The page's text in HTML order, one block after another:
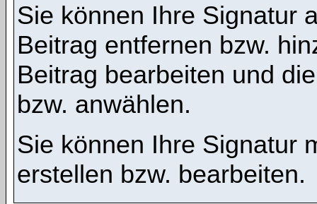
Sie können Ihre Signatur
Beitrag entfernen bzw.
Beitrag bearbeiten und
bzw. anwählen.
Sie können Ihre Signatur
erstellen bzw. bearbeiten.